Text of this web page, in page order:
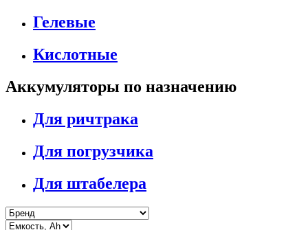
Гелевые
Кислотные
Аккумуляторы по назначению
Для ричтрака
Для погрузчика
Для штабелера